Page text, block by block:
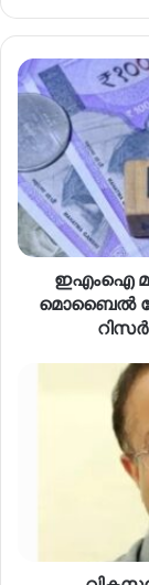
ഇഎംഐ
മൊബൈൽ